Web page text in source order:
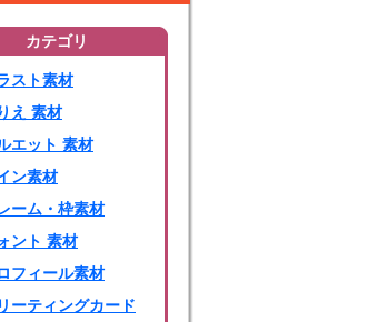
カテゴリ
スト素材
え 素材
エット 素材
ン素材
ーム・枠素材
ント 素材
フィール素材
ーティングカード